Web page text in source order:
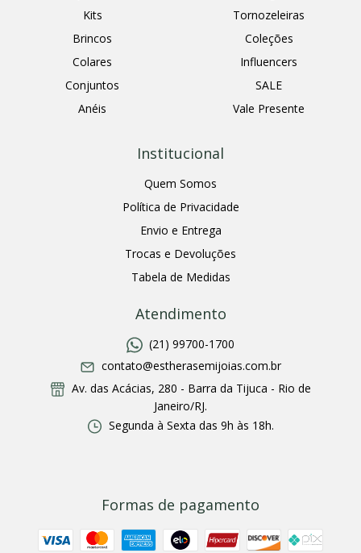
Kits
Brincos
Colares
Conjuntos
Anéis
Tornozeleiras
Coleções
Influencers
SALE
Vale Presente
Institucional
Quem Somos
Política de Privacidade
Envio e Entrega
Trocas e Devoluções
Tabela de Medidas
Atendimento
(21) 99700-1700
contato@estherasemijoias.com.br
Av. das Acácias, 280 - Barra da Tijuca - Rio de
Janeiro/RJ.
Segunda à Sexta das 9h às 18h.
Formas de pagamento